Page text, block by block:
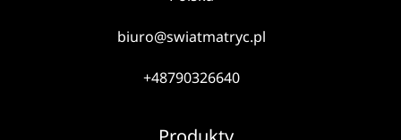
biuro@swiatmatryc.pl
+48790326640